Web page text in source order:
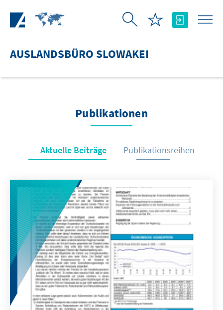
AUSLANDSBÜRO SLOWAKEI
Publikationen
Aktuelle Beiträge Publikationsreihen